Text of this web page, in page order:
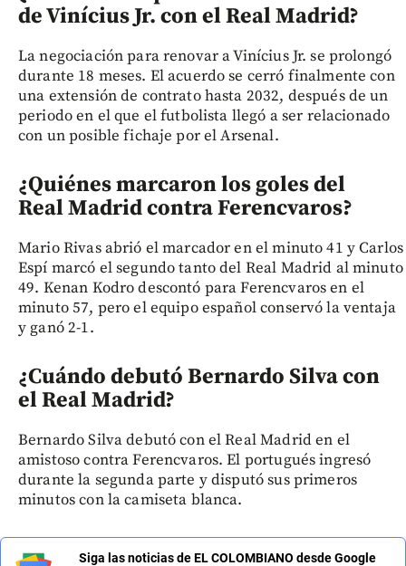
de Vinícius Jr. con el Real Madrid?
La negociación para renovar a Vinícius Jr. se prolongó
durante 18 meses. El acuerdo se cerró finalmente con
una extensión de contrato hasta 2032, después de un
periodo en el que el futbolista llegó a ser relacionado
con un posible fichaje por el Arsenal.
¿Quiénes marcaron los goles del
Real Madrid contra Ferencvaros?
Mario Rivas abrió el marcador en el minuto 41 y Carlos
Espí marcó el segundo tanto del Real Madrid al minuto
49. Kenan Kodro descontó para Ferencvaros en el
minuto 57, pero el equipo español conservó la ventaja
y ganó 2-1.
¿Cuándo debutó Bernardo Silva con
el Real Madrid?
Bernardo Silva debutó con el Real Madrid en el
amistoso contra Ferencvaros. El portugués ingresó
durante la segunda parte y disputó sus primeros
minutos con la camiseta blanca.
Siga las noticias de EL COLOMBIANO desde Google